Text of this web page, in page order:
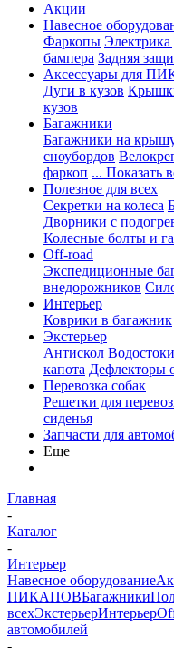
Акции
Навесное
Фаркопы Электрика
бампера Задняя
Аксессуары для
Дуги в кузов
кузов
Багажники
Багажники на
сноубордов
фаркоп ... Показать
Полезное для всех
Секретки на колеса
Дворники с
Колесные болты и
Off-road
Экспедиционные
внедорожников
Интерьер
Коврики в багажник
Экстерьер
Антискол
капота Дефлекторы
Перевозка собак
Решетки для
сиденья
Запчасти для
Еще
Главная
-
Каталог
-
Интерьер
Навесное оборудование
ПИКАПОВБагажники
всехЭкстерьерИнтерьер
автомобилей